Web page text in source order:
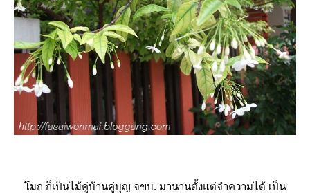
มก ก็เป็นไม้คู่บ้านคู่บุญ จขบ. มานานตั้งแต่จำความได้ เป็น